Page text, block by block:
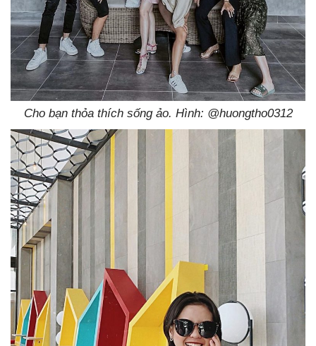
Cho bạn thỏa thích sống ảo. Hình: @huongtho0312